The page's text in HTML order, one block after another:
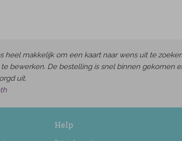
heel makkelijk om een kaart naar wens uit te
te bewerken. De bestelling is snel binnen gekomen
uit.
Help